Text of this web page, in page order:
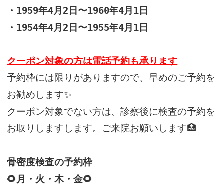
・ 1959年4月 2 日〜1960年4月 1 日
・ 1954年4月 2 日〜1955年4月 1 日
クーポン対象の方は電話予約も承ります
予約枠には限りがありますので、早めのご予約を
お勧めします✨
クーポン対象でない方は、診察後に検査の予約を
お取りしますします。ご来院お願いします🏥
骨密度検査の予約枠
🌻月・火・木・金🌻